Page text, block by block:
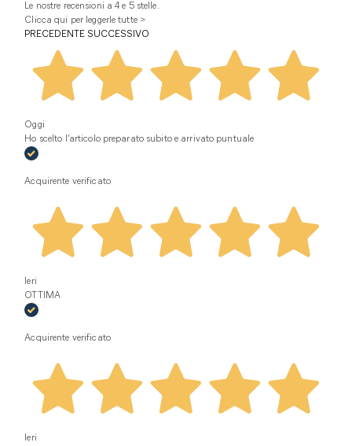
Le nostre recensioni a 4 e 5 stelle.
Clicca qui per leggerle tutte >
PRECEDENTE SUCCESSIVO
Oggi
Ho scelto l’articolo preparato subito e arrivato puntuale
Acquirente verificato
Ieri
OTTIMA
Acquirente verificato
Ieri